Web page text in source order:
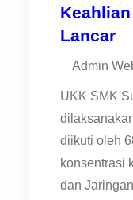
Lancar
Admin
UKK SMK
diikuti oleh
konsentrasi
dan